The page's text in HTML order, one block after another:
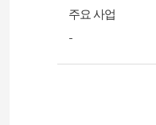
주요 사업
-